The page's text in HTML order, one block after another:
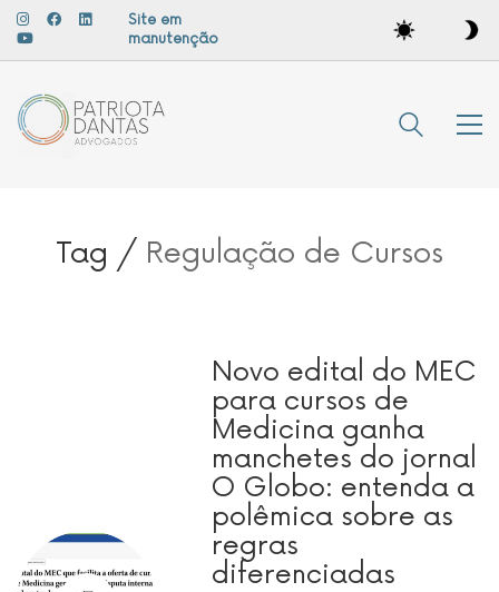
Site em
manutenção
Tag / Regulação de Cursos
Novo edital do MEC
para cursos de
Medicina ganha
manchetes do jornal
O Globo: entenda a
polêmica sobre as
regras
diferenciadas